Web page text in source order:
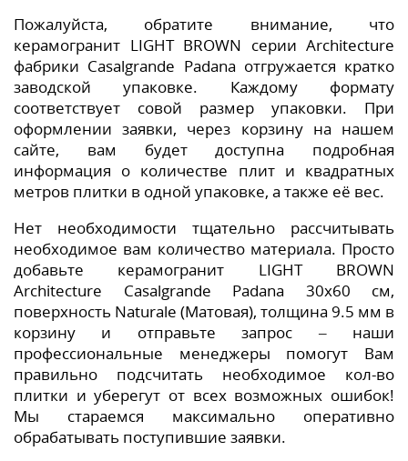
Пожалуйста, обратите внимание, что
керамогранит LIGHT BROWN серии Architecture
фабрики Casalgrande Padana отгружается кратко
заводской упаковке. Каждому формату
соответствует совой размер упаковки. При
оформлении заявки, через корзину на нашем
сайте, вам будет доступна подробная
информация о количестве плит и квадратных
метров плитки в одной упаковке, а также её вес.
Нет необходимости тщательно рассчитывать
необходимое вам количество материала. Просто
добавьте керамогранит LIGHT BROWN
Architecture Casalgrande Padana 30x60 см,
поверхность Naturale (Матовая), толщина 9.5 мм в
корзину и отправьте запрос – наши
профессиональные менеджеры помогут Вам
правильно подсчитать необходимое кол-во
плитки и уберегут от всех возможных ошибок!
Мы стараемся максимально оперативно
обрабатывать поступившие заявки.